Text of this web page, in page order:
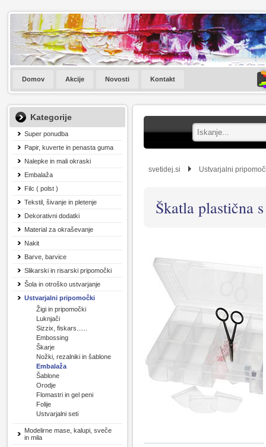
Domov Akcije Novosti Kontakt
Kategorije
Super ponudba
Papir, kuverte in penasta guma
Nalepke in mali okraski
Embalaža
Filc ( polst )
Tekstil, šivanje in pletenje
Dekorativni dodatki
Material za okraševanje
Nakit
Barve, barvice
Slikarski in risarski pripomočki
Šola in otroško ustvarjanje
Ustvarjalni pripomočki
Žigi in pripomočki
Luknjači
Sizzix, fiskars......
Embossing
Škarje
Nožki, rezalniki in šablone
Embalaža
Šablone
Orodje
Flomastri in gel peni
Folije
Ustvarjalni seti
Modelirne mase, kalupi, sveče
in mila
svetidej.si Ustvarjalni
Škatla plastična